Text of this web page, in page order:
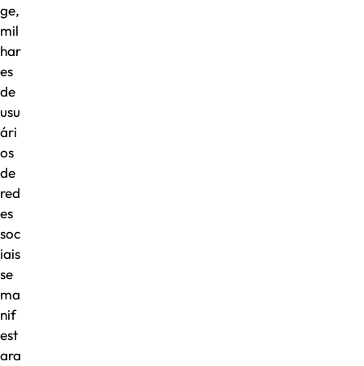
ge,
mil
har
es
de
usu
ári
os
de
red
es
soc
iais
se
ma
nif
est
ara